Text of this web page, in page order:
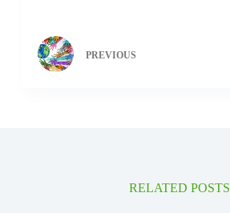
PREVIOUS
RELATED POSTS